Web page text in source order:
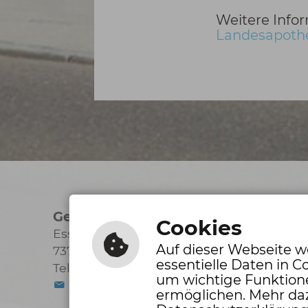
Weitere
Gemeinde Altbach
Esslinger Straße 65
73776 Altbach
Tel.: 07153 7007-0
E-Mail schreiben
Mo, Mi, Do
Di
Fr
Cookies
Auf dieser Webseite
essentielle Daten in
um wichtige
ermöglichen. Mehr